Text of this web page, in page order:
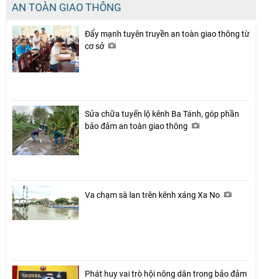
AN TOÀN GIAO THÔNG
Đẩy mạnh tuyên truyền an toàn giao thông từ
cơ sở
Sửa chữa tuyến lộ kênh Ba Tánh, góp phần
bảo đảm an toàn giao thông
Va chạm sà lan trên kênh xáng Xa No
Phát huy vai trò hội nông dân trong bảo đảm